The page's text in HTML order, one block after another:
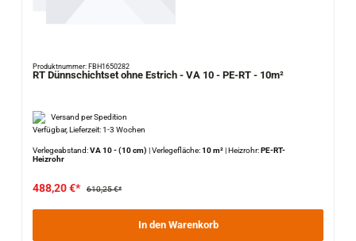
Produktnummer: FBH1650282
RT Dünnschichtset ohne Estrich - VA 10 - PE-RT - 10m²
Versand per Spedition
Verfügbar, Lieferzeit: 1-3 Wochen
Verlegeabstand:
VA 10 - (10 cm) |Verlegefläche:10 m²|Heizrohr:PE-RT-
Heizrohr
488,20 €* 610,25 €*
In den Warenkorb